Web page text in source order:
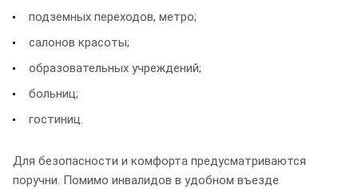
подземных переходов, метро;
салонов красоты;
образовательных учреждений;
больниц;
гостиниц.
Для безопасности и комфорта предусматриваются
поручни. Помимо инвалидов в удобном въезде